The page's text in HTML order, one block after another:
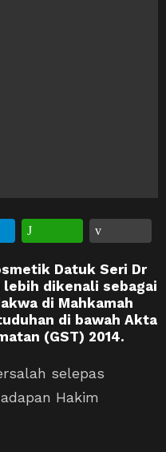
Datuk Seri Dr
lebih dikenali sebagai
di Mahkamah
di bawah Akta
(GST) 2014.
selepas
Hakim